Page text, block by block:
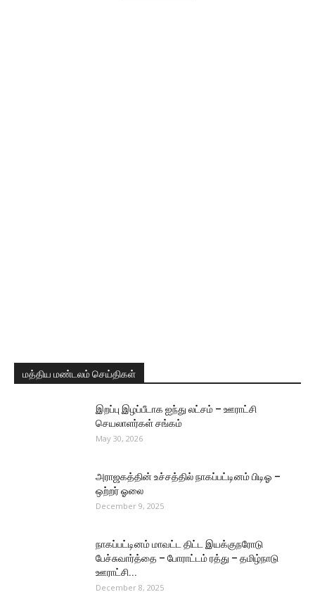
மத்திய மண்டலம் செய்திகள்
இறப்பு இழப்பீடாக ஐந்து லட்சம் – ஊராட்சி
செயலாளர்கள் சங்கம்
May 30, 2026
அராஜகத்தின் உச்சத்தில் நாகப்பட்டினம் பிடிஓ –
ஒற்றர் ஓலை
December 9, 2025
நாகப்பட்டினம் மாவட்ட திட்ட இயக்குநரோடு
பேச்சுவார்த்தை – போராட்டம் ரத்து – தமிழ்நாடு
ஊராட்சி...
December 8, 2025